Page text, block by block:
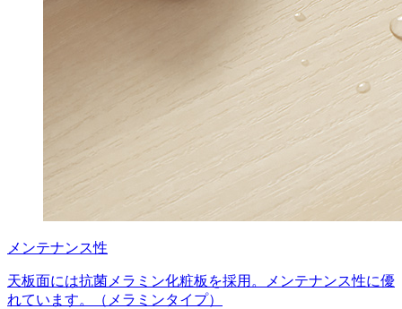
メンテナンス性
天板面には抗菌メラミン化粧板を採用。メンテナンス性に優
れています。（メラミンタイプ）